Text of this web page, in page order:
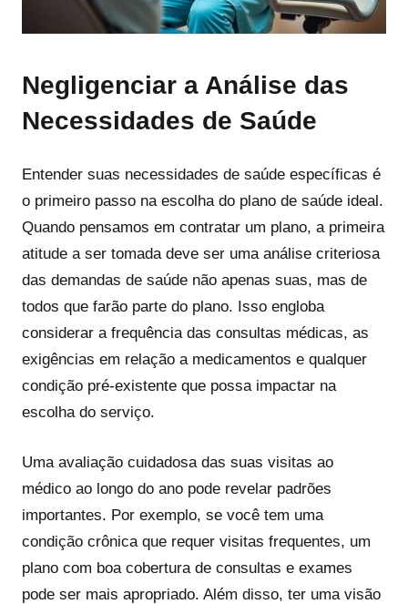
Negligenciar a Análise das
Necessidades de Saúde
Entender suas necessidades de saúde específicas é
o primeiro passo na escolha do plano de saúde ideal.
Quando pensamos em contratar um plano, a primeira
atitude a ser tomada deve ser uma análise criteriosa
das demandas de saúde não apenas suas, mas de
todos que farão parte do plano. Isso engloba
considerar a frequência das consultas médicas, as
exigências em relação a medicamentos e qualquer
condição pré-existente que possa impactar na
escolha do serviço.
Uma avaliação cuidadosa das suas visitas ao
médico ao longo do ano pode revelar padrões
importantes. Por exemplo, se você tem uma
condição crônica que requer visitas frequentes, um
plano com boa cobertura de consultas e exames
pode ser mais apropriado. Além disso, ter uma visão